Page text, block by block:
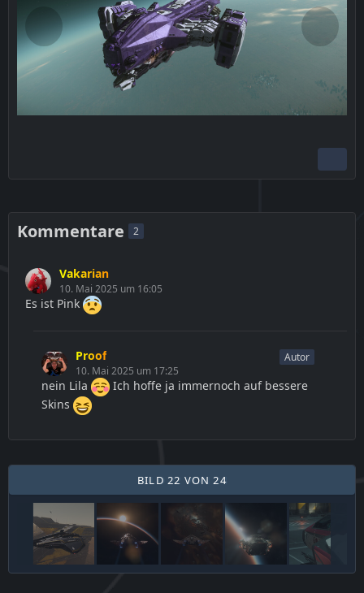
Kommentare 2
Vakarian
10. Mai 2025 um 16:05
Es ist Pink
Proof
10. Mai 2025 um 17:25
Autor
nein Lila
Ich hoffe ja immernoch auf bessere
Skins
BILD 22 VON 24